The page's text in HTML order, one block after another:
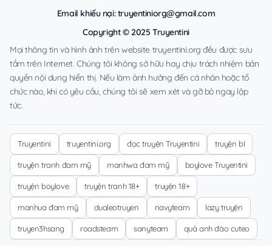
Email khiếu nại:truyentiniorg@gmail.com
Copyright © 2025 Truyentini
Mọi thông tin và hình ảnh trên website truyentini.org đều được sưu
tầm trên Internet. Chúng tôi không sở hữu hay chịu trách nhiệm bản
quyền nội dung hiển thị. Nếu làm ảnh hưởng đến cá nhân hoặc tổ
chức nào, khi có yêu cầu, chúng tôi sẽ xem xét và gỡ bỏ ngay lập
tức.
Truyentini truyentini.org đọc truyện Truyentini truyện bl
truyện tranh đam mỹ manhwa đam mỹ boylove Truyentini
truyện boylove truyện tranh 18+ truyện 18+
manhua đam mỹ dualeotruyen navyteam lazy truyện
truyen3hsang roadsteam sanyteam quả anh đào cuteo